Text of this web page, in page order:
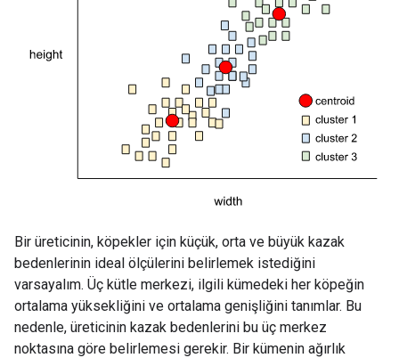
Bir üreticinin, köpekler için küçük, orta ve büyük kazak
bedenlerinin ideal ölçülerini belirlemek istediğini
varsayalım. Üç kütle merkezi, ilgili kümedeki her köpeğin
ortalama yüksekliğini ve ortalama genişliğini tanımlar. Bu
nedenle, üreticinin kazak bedenlerini bu üç merkez
noktasına göre belirlemesi gerekir. Bir kümenin ağırlık